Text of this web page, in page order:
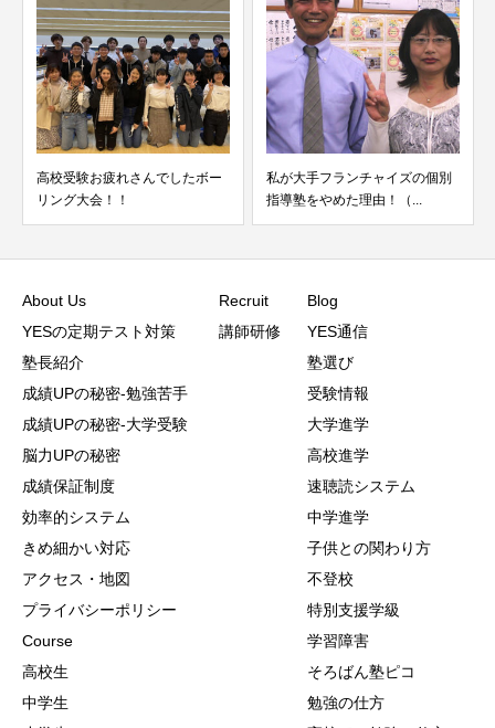
ボー
私が大手フランチャイズの個別
指導塾をやめた理由！（...
慶応義塾大学総合政策学部に
学4年生から通っている...
About Us
YESの定期テスト対策
塾長紹介
成績UPの秘密-勉強苦手
成績UPの秘密-大学受験
脳力UPの秘密
成績保証制度
効率的システム
きめ細かい対応
アクセス・地図
プライバシーポリシー
Course
高校生
中学生
Recruit
講師研修
Blog
YES通信
塾選び
受験情報
大学進学
高校進学
速聴読システム
中学進学
子供との関わり方
不登校
特別支援学級
学習障害
そろばん塾ピコ
勉強の仕方